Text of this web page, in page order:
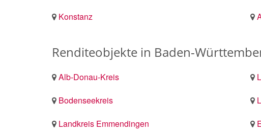
Konstanz
Renditeobjekte in Baden-
Alb-Donau-Kreis
Bodenseekreis
Landkreis Emmendingen